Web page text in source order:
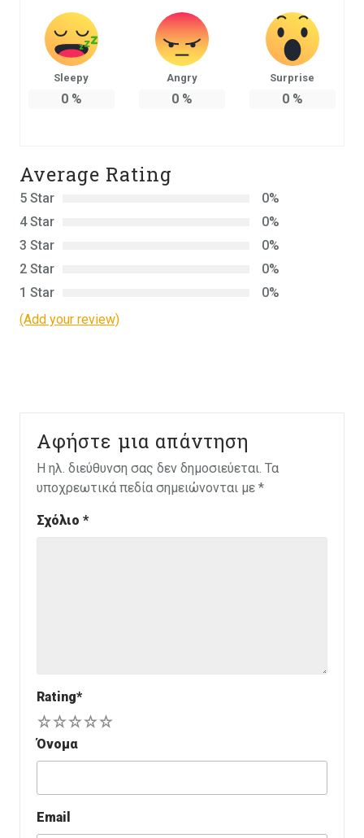
Sleepy
0%
Angry
0%
Surprise
0%
Average Rating
5 Star
0%
4 Star
0%
3 Star
0%
2 Star
0%
1 Star
0%
(Add your review)
Αφήστε μια απάντηση
Η ηλ. διεύθυνση σας δεν δημοσιεύεται. Τα
υποχρεωτικά πεδία σημειώνονται με *
Σχόλιο *
Rating*
5
4
3
2
Όνομα
Email